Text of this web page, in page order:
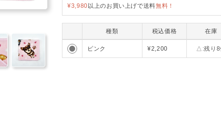
¥3,980 以上のお買い上げで送料無料！
種類 税込価格 在庫
ピンク
¥2,200 △:残り8